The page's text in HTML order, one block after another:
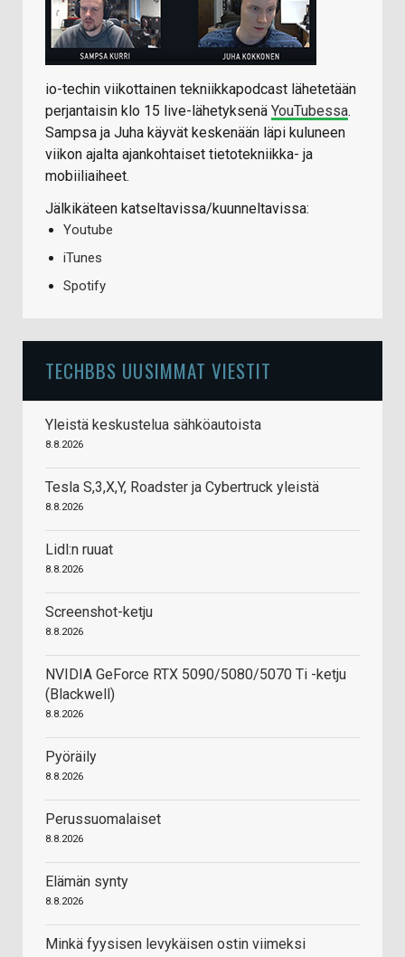
io-techin viikottainen tekniikkapodcast lähetetään
perjantaisin klo 15 live-lähetyksenä YouTubessa.
Sampsa ja Juha käyvät keskenään läpi kuluneen
viikon ajalta ajankohtaiset tietotekniikka- ja
mobiiliaiheet.
Jälkikäteen katseltavissa/kuunneltavissa:
Youtube
iTunes
Spotify
TECHBBS UUSIMMAT VIESTIT
Yleistä keskustelua sähköautoista
8.8.2026
Tesla S,3,X,Y, Roadster ja Cybertruck yleistä
8.8.2026
Lidl:n ruuat
8.8.2026
Screenshot-ketju
8.8.2026
NVIDIA GeForce RTX 5090/5080/5070 Ti -ketju
(Blackwell)
8.8.2026
Pyöräily
8.8.2026
Perussuomalaiset
8.8.2026
Elämän synty
8.8.2026
Minkä fyysisen levykäisen ostin viimeksi